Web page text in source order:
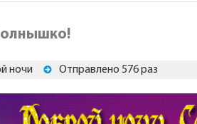
ночи Отправлено 576 раз